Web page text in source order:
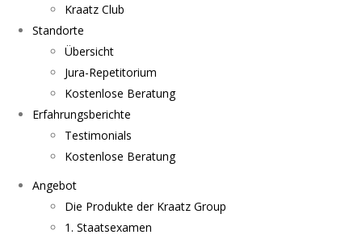
Kraatz Club
Standorte
Übersicht
Jura-Repetitorium
Kostenlose Beratung
Erfahrungsberichte
Testimonials
Kostenlose Beratung
Angebot
Die Produkte der Kraatz Group
1. Staatsexamen